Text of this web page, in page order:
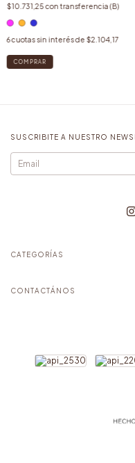
$10.731,25con transferencia (B)
6cuotas sin interés de $2.104,17
COMPRAR
SUSCRIBITE A NUESTRO
CATEGORÍAS
CONTACTÁNOS